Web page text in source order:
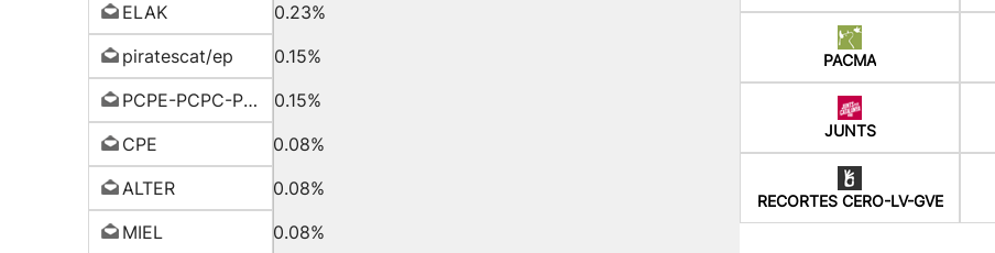
ELAK
0.23%
piratescat/ep
0.15%
PCPE-PCPC-PCPA
0.15%
CPE
0.08%
ALTER
0.08%
MIEL
0.08%
PACMA
JUNTS
RECORTES CERO-LV-GVE